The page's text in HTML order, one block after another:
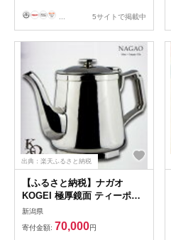
5サイトで掲載中
出典：楽天ふるさと納税
【ふるさと納税】ナガオ
KOGEI 極厚鏡面 ティーポッ
ト 680ml 18-8ステンレス | キ
ッチン用品 調理器具 人気 お
すすめ 送料無料
新潟県
寄付金額: 70,000円